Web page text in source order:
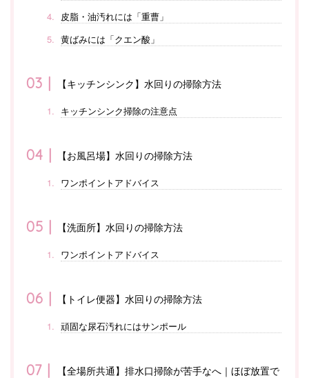
皮脂・油汚れには「重曹」
黄ばみには「クエン酸」
【キッチンシンク】水回りの掃除方法
キッチンシンク掃除の注意点
【お風呂場】水回りの掃除方法
ワンポイントアドバイス
【洗面所】水回りの掃除方法
ワンポイントアドバイス
【トイレ便器】水回りの掃除方法
頑固な尿石汚れにはサンポール
【全場所共通】排水口掃除が苦手なへ｜ほぼ放置で